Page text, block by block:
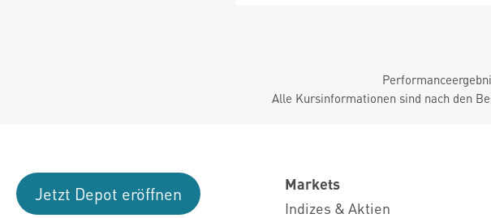
Alle Kursinformationen sind nach den
Jetzt Depot eröffnen
Markets
Indizes & Aktien